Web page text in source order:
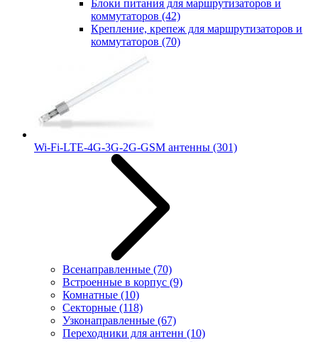
Блоки питания для маршрутизаторов и
коммутаторов (42)
Крепление, крепеж для маршрутизаторов и
коммутаторов (70)
Wi-Fi-LTE-4G-3G-2G-GSM антенны (301)
Всенаправленные (70)
Встроенные в корпус (9)
Комнатные (10)
Секторные (118)
Узконаправленные (67)
Переходники для антенн (10)